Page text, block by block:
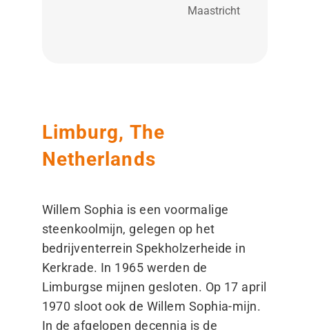
Limburg, The
Netherlands
Willem Sophia is een voormalige
steenkoolmijn, gelegen op het
bedrijventerrein Spekholzerheide in
Kerkrade. In 1965 werden de
Limburgse mijnen gesloten. Op 17 april
1970 sloot ook de Willem Sophia-mijn.
In de afgelopen decennia is de
Maastricht